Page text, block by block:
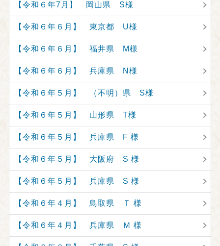
【令和６年7月】 岡山県 S様
【令和６年６月】 東京都 U様
【令和６年６月】 福井県 M様
【令和６年６月】 兵庫県 N様
【令和６年５月】 （不明）県 S様
【令和６年５月】 山形県 T様
【令和６年５月】 兵庫県 F 様
【令和６年５月】 大阪府 S 様
【令和６年５月】 兵庫県 S 様
【令和６年４月】 鳥取県 Ｔ 様
【令和６年４月】 兵庫県 Ｍ 様